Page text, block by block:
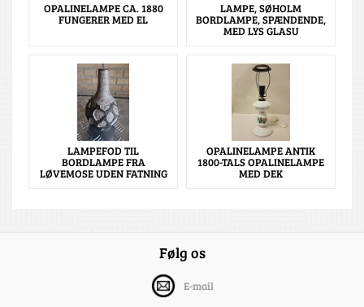
OPALINELAMPE CA. 1880
FUNGERER MED EL
LAMPE, SØHOLM
BORDLAMPE, SPÆNDENDE,
MED LYS GLASU
LAMPEFOD TIL
BORDLAMPE FRA
LØVEMOSE UDEN FATNING
OPALINELAMPE ANTIK
1800-TALS OPALINELAMPE
MED DEK
Følg os
E-mail